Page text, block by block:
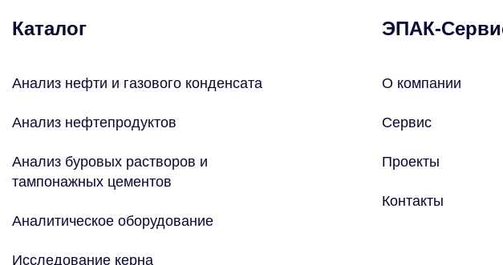
Каталог
Анализ нефти и газового конденсата
Анализ нефтепродуктов
Анализ буровых растворов и
тампонажных цементов
Аналитическое оборудование
Исследование керна
ЭПАК-
О компании
Сервис
Проекты
Контакты